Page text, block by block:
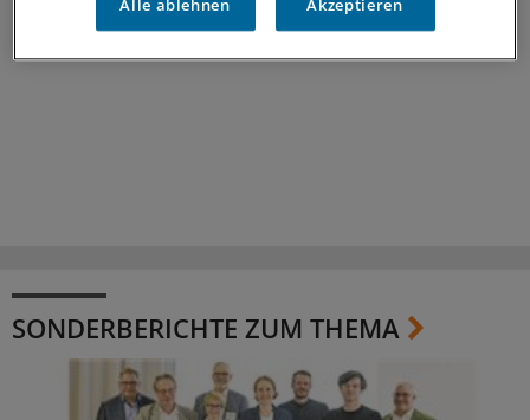
SONDERBERICHTE ZUM THEMA
Alle ablehnen Akzeptieren